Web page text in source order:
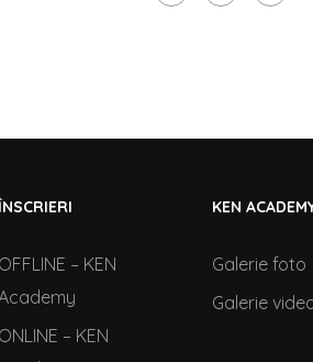
OFFLINE – KEN
ONLINE – KEN
KEN
Galerie foto
Galerie